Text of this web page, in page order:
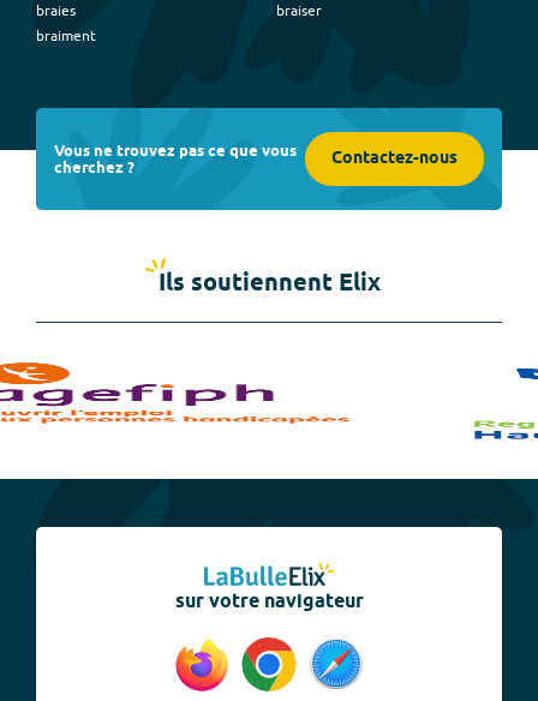
braies
braiment
braiser
Vous ne trouvez pas ce que vous
cherchez ? Contactez-nous
Ils soutiennent Elix
sur votre navigateur